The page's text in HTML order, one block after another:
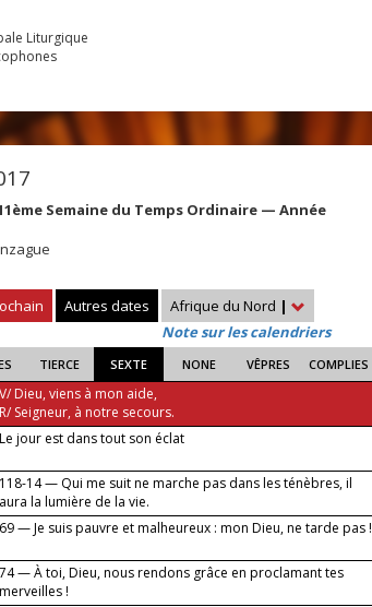
Liturgique
Semaine du Temps Ordinaire — Année
Autres dates Afrique du Nord |
Note sur les calendriers
TIERCE SEXTE NONE VÊPRES COMPLIES
V/ Dieu, viens à mon aide,
R/ Seigneur, à notre secours.
...
Le jour est dans tout son éclat
118-14 — Qui me suit ne marche pas dans les ténèbres, il
aura la lumière de la vie.
69 — Je suis pauvre et malheureux : mon Dieu, ne tarde pas !
74 — À toi, Dieu, nous rendons grâce en proclamant tes
merveilles !